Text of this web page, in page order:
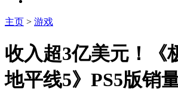
主页 > 游戏
收入超3亿美元！《
地平线5》PS5版销